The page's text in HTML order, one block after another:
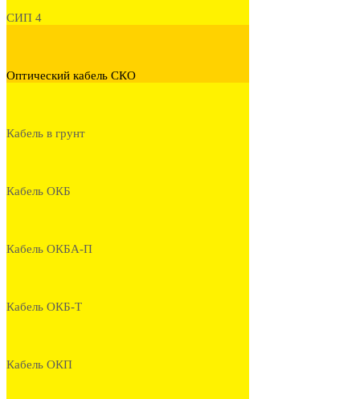
СИП 4
Оптический кабель СКО
Кабель в грунт
Кабель ОКБ
Кабель ОКБА-П
Кабель ОКБ-Т
Кабель ОКП